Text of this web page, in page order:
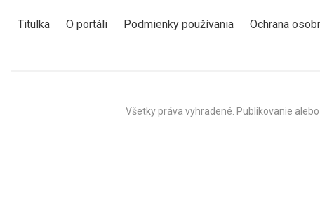
Titulka O portáli Podmienky používania Ochrana
Všetky práva vyhradené. Publikovanie